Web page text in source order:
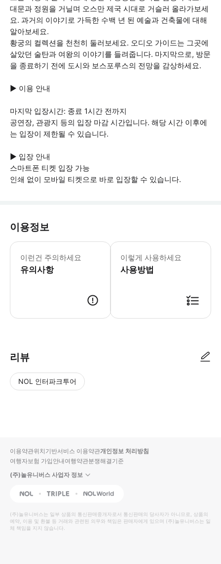
대문과 정원을 거닐며 오스만 제국 시대로 거슬러 올라가보세
요. 과거의 이야기로 가득한 수백 년 된 예술과 건축물에 대해
알아보세요.
황궁의 컬렉션을 천천히 둘러보세요. 오디오 가이드는 그곳에
살았던 술탄과 여왕의 이야기를 들려줍니다. 마지막으로, 방문
을 종료하기 전에 도시와 보스포루스의 전망을 감상하세요.
▶ 이용 안내
마지막 입장시간: 종료 1시간 전까지
공연장, 관광지 등의 입장 마감 시간입니다. 해당 시간 이후에
는 입장이 제한될 수 있습니다.
▶ 입장 안내
스마트폰 티켓 입장 가능
인쇄 없이 모바일 티켓으로 바로 입장할 수 있습니다.
이용정보
이런건 주의하세요
유의사항
▶ 꼭 알아두세요 * 여권이나 신분증을
이렇게 사용하세요
사용방법
리뷰
NOL 인터파크투어
입니
다.
높
은
순
동
영
상
순
상
이용약관위치기반서비스 이용약관개인정보 처리방침
여행자보험 가입안내여행약관분쟁해결기준
(주)놀유니버스 사업자 정보
NOL Triple Interpark Global
(주)놀유니버스는 일부 상품의 통신판매중개자로서 통신판매의 당사자가 아니므로, 상품의
예약, 이용 및 환불 등 거래와 관련된 의무와 책임은 판매자에게 있으며 (주)놀유니버스는 일
체 책임을 지지 않습니다.